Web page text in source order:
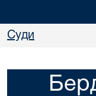
Суди